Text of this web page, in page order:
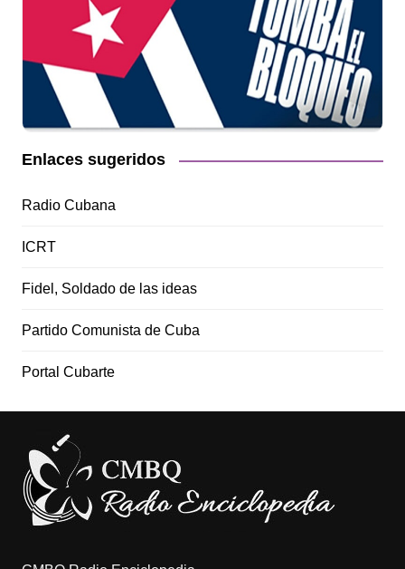
Enlaces sugeridos
Radio Cubana
ICRT
Fidel, Soldado de las ideas
Partido Comunista de Cuba
Portal Cubarte